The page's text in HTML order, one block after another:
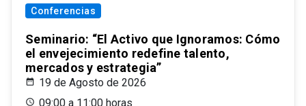
Conferencias
Seminario: “El Activo que Ignoramos: Cómo
el envejecimiento redefine talento,
mercados y estrategia”
19 de Agosto de 2026
09:00 a 11:00 horas